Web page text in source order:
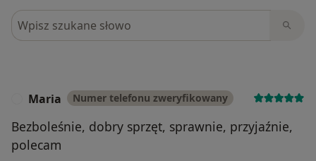
Szukaj w opiniach
Maria Numer telefonu zweryfikowany
Bezboleśnie, dobry sprzęt, sprawnie, przyjaźnie,
polecam